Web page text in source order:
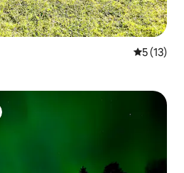
5 (13)